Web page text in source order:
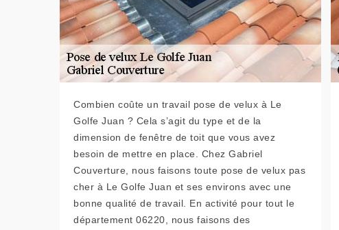
Combien coûte un travail pose de velux à Le
Golfe Juan ? Cela s’agit du type et de la
dimension de fenêtre de toit que vous avez
besoin de mettre en place. Chez Gabriel
Couverture, nous faisons toute pose de velux pas
cher à Le Golfe Juan et ses environs avec une
bonne qualité de travail. En activité pour tout le
département 06220, nous faisons des